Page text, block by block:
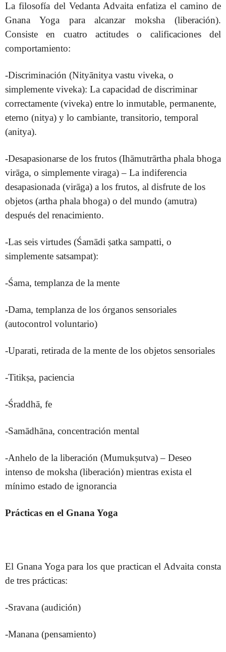
La filosofía del Vedanta Advaita enfatiza el camino de
Gnana Yoga para alcanzar moksha (liberación).
Consiste en cuatro actitudes o calificaciones del
comportamiento:
-Discriminación (Nityānitya vastu viveka, o
simplemente viveka): La capacidad de discriminar
correctamente (viveka) entre lo inmutable, permanente,
eterno (nitya) y lo cambiante, transitorio, temporal
(anitya).
-Desapasionarse de los frutos (Ihāmutrārtha phala bhoga
virāga, o simplemente viraga) – La indiferencia
desapasionada (virāga) a los frutos, al disfrute de los
objetos (artha phala bhoga) o del mundo (amutra)
después del renacimiento.
-Las seis virtudes (Śamādi ṣatka sampatti, o
simplemente satsampat):
-Śama, templanza de la mente
-Dama, templanza de los órganos sensoriales
(autocontrol voluntario)
-Uparati, retirada de la mente de los objetos sensoriales
-Titikṣa, paciencia
-Śraddhā, fe
-Samādhāna, concentración mental
-Anhelo de la liberación (Mumukṣutva) – Deseo
intenso de moksha (liberación) mientras exista el
mínimo estado de ignorancia
Prácticas en el Gnana Yoga
El Gnana Yoga para los que practican el Advaita consta
de tres prácticas:
-Sravana (audición)
-Manana (pensamiento)